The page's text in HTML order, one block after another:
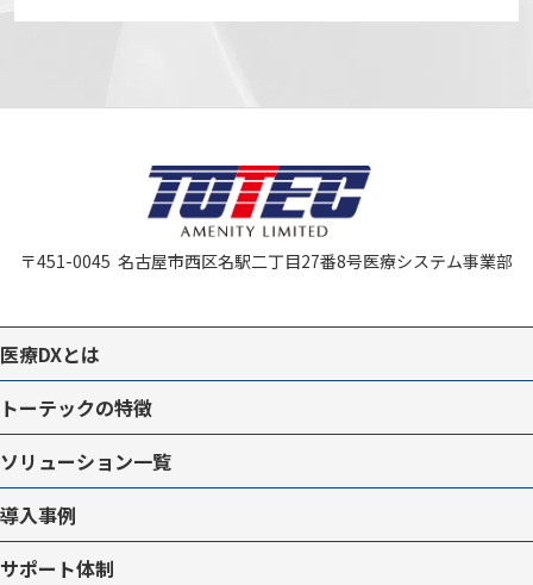
〒451-0045 名古屋市西区名駅二丁目27番8号医療システム事業部
医療DXとは
トーテックの特徴
ソリューション一覧
導入事例
サポート体制